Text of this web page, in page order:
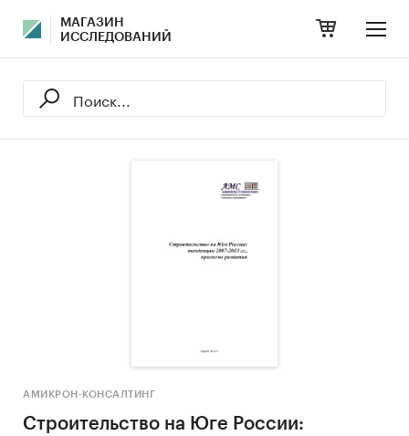
МАГАЗИН
ИССЛЕДОВАНИЙ
АМИКРОН-КОНСАЛТИНГ
Строительство на Юге России: